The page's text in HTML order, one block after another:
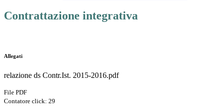
Contrattazione integrativa
Allegati
relazione ds Contr.Ist. 2015-2016.pdf
File PDF
Contatore click: 29